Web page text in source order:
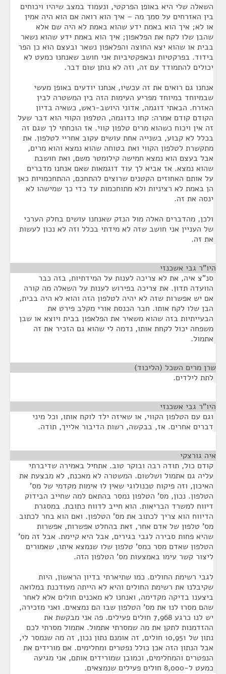
השאלה שלי היא באופן הפרקטי, ונעמוד במצב שיהיו ויכוחים
בין האזרחים על סמך מה – איך הוא רואה אם הוא היה אמין
או לא; איך הוא באמת ידע שהוא באמת לא היה שם אלא
שהבן שלו לקח את הפלאפון; איך הוא באמת ידע שהוא נשאר
בבית או שהוא יצא החוצה והפלאפון נשאר ובעצם הוא כן הפר
בידוד. בפרקטיות ובאפקטיביות אני חושב שאנחנו כמעט לא
יכולים להתמודד עם זה, וזה לא נותן שום דבר.
אנחנו גם רואים את זה עכשיו, אנחנו יודעים באופן מעשי
שבמיוחד במיוחד מפריע העימות הזה בין המשטרה לבין
האזרח. הבאתי דוגמה, אדוני היושב-ראש, כשאיה בדיון
הקודם קודם אמרה: קחו כדוגמה, הטלפון הקווי הוא דבר שעל
זה אין ויכוח כשהוא מרים טלפון קווי. אז הוכחתי לך שגם זה
בכלל לא קבוע, בשנייה אחת עושים עקוב אחריי לטלפון. את
מתקשרת לטלפון הקווי ואת בטוחה שהוא נמצא והוא מרים,
אבל בעצם הוא נמצא חמישה קילומטר משם, ואת חושבת
שהוא נמצא. אז אביא לך עוד דוגמאות שאם אנחנו מדברים
על אותם האחוזים הקטנים שרוצים להתחכם, ההתחכמויות כאן
הן באמת לא רציניות ולא מתוחכמות עד כדי כך שמישהו לא
ינסה את זה.
ולכן, מהדברים האלה מול הנזק שאנחנו עושים בחלק הערכי
של העניין אני חושב שזה לא מידתי בכלל וזה לא נכון לעשות
את זה.
היו"ר גבי אשכנזי
סנ"צ איה, את לא צריכה לענות על המידתיות, בזה כבר
הוועדה תדון. את צריכה בפירוש לענות על השאלה מה קורה
אם יש אפשרות שזה לא יהיה לטלפון הזה והוא לא היה בבית,
הבן שלו לקח אותו. חבר הכנסת אורי מקלב פירט את
הבעייתיות בזה שהוא משאיר את הפלאפון בבית ויוצא או שבן
משפחה יכול לקחת אותו, נדמה לי שהוא גם הזכיר את זה
אתמול.
שרן מרים השכל (הליכוד)
לתת לילדים.
היו"ר גבי אשכנזי
וגם עם הטלפון הקווי, או שאיזה ילד לוקח אותו, וכל מיני
דברים אחרים. אז, בבקשה, רשות הדיבור אלייך, תודה.
איה גורצקי
קודם כול, תודה רבה ובוקר טוב. אתחיל באמירה שדיברתי
עליה גם אתמול ושלשום. המשטרה לא מאכנת, לא מבצעת את
האיכון, וזה פיקוח טכנולוגי שאין לו אימות מקדמי של מס'
הטלפון. נכון, מס' הטלפון נמסר בהתאם למה שחייב הבידוק
דיווח למשרד הבריאות. הוא חייב לדווח כתובת. במסגרת
הדיווח הוא צריך לכתוב את מס' הטלפון. ואם הוא בחר לכתוב
מס' טלפון של אדם אחר, זאת בהחלט אפשרות, אפשרות
שהיא פחות סבירה לגבי בגירים, אבל היא קיימת. אבל זה מס'
הטלפון שאדם מסר כמס' טלפון שלו שנמצא איתו, שאמורים
ליצור קשר עימו באמצעות מס' הטלפון הזה.
לגבי רשימת החולים. כמו שתיארתי בדיון הראשון, היות
שקיבלנו את רשימת החולים והיא לא הייתה מעודכנת במלואה
ביצענו בדיקה מקדימה, ואנחנו לא מאכנים חולים אלא לאחר
שהם מסרו לנו את מס' הטלפון שבו הם נמצאים. ואני מזכירה,
יש לנו כרגע 7,968 חולים פעילים. פה אני מבקשת את
ההזדמנות לתקן את מה שמסרתי אתמול. אתמול מסרתי לכם
נתון של 10,951 חולים, זה אומנם נתון נכון, זה מה שנמסר לי,
אבל הנתון הזה אכן כולל נפטרים ומחלימים. אם מורידים את
הנפטרים והמחלימים, וכמובן שמורידים אותם, אני מגיעה
כמעט ל-8,000 חולים פעילים שנמצאים.